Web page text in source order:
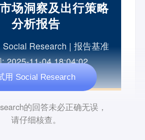
用 Social Research
的回答未必正确无误，
请仔细核查。